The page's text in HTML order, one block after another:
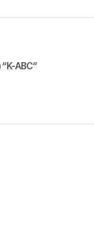
ABC”